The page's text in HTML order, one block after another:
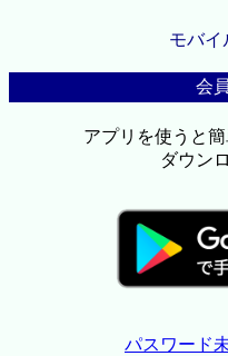
モバイ
会
アプリを使うと
ダウン
パスワード